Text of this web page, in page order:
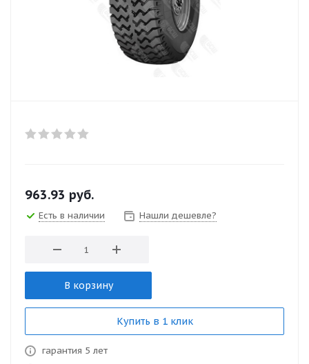
963.93 руб.
Есть в наличии Нашли дешевле?
В корзину
Купить в 1 клик
гарантия 5 лет